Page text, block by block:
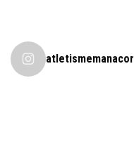
atletismemanacor